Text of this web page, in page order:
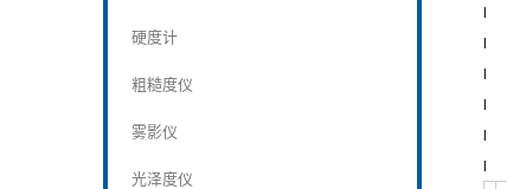
硬度计
粗糙度仪
雾影仪
光泽度仪